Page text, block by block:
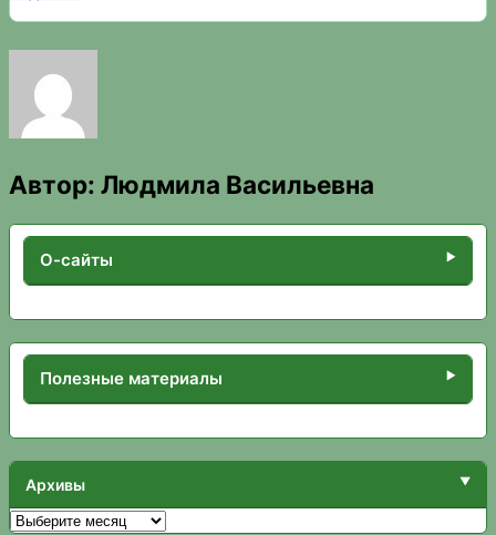
Автор: Людмила Васильевна
О-сайты
Полезные материалы
Архивы
Архивы